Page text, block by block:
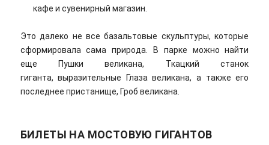
кафе и сувенирный магазин.
Это далеко не все базальтовые скульптуры, которые
сформировала сама природа. В парке можно найти
еще Пушки великана, Ткацкий станок
гиганта, выразительные Глаза великана, а также его
последнее пристанище, Гроб великана.
БИЛЕТЫ НА МОСТОВУЮ ГИГАНТОВ